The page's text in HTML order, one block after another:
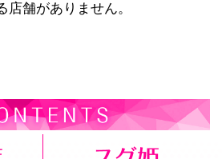
店舗がありません。